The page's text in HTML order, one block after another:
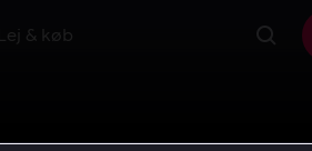
Lej & køb